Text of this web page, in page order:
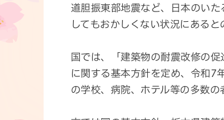
道胆振東部地震など、日本のい
してもおかしくない状況にあると
国では、「建築物の耐震改修の
に関する基本方針を定め、令和7
の学校、病院、ホテル等の多数の